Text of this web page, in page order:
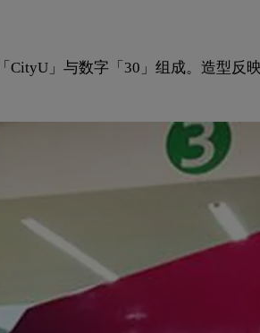
」与数字「30」组成。造型反